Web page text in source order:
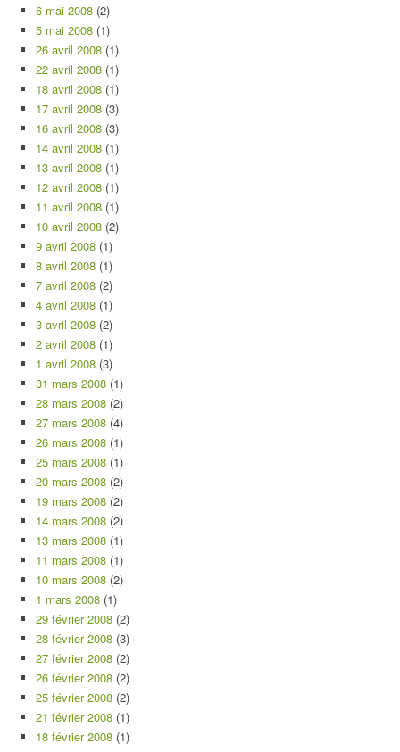
6 mai 2008 (2)
5 mai 2008 (1)
26 avril 2008 (1)
22 avril 2008 (1)
18 avril 2008 (1)
17 avril 2008 (3)
16 avril 2008 (3)
14 avril 2008 (1)
13 avril 2008 (1)
12 avril 2008 (1)
11 avril 2008 (1)
10 avril 2008 (2)
9 avril 2008 (1)
8 avril 2008 (1)
7 avril 2008 (2)
4 avril 2008 (1)
3 avril 2008 (2)
2 avril 2008 (1)
1 avril 2008 (3)
31 mars 2008 (1)
28 mars 2008 (2)
27 mars 2008 (4)
26 mars 2008 (1)
25 mars 2008 (1)
20 mars 2008 (2)
19 mars 2008 (2)
14 mars 2008 (2)
13 mars 2008 (1)
11 mars 2008 (1)
10 mars 2008 (2)
1 mars 2008 (1)
29 février 2008 (2)
28 février 2008 (3)
27 février 2008 (2)
26 février 2008 (2)
25 février 2008 (2)
21 février 2008 (1)
18 février 2008 (1)